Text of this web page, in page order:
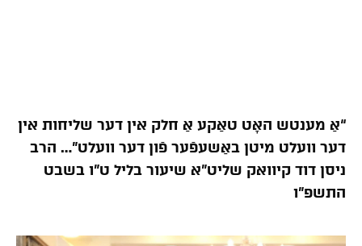
“אַ מענטש האָט טאַקע אַ חלק אין דער שליחות אין
דער וועלט מיטן באַשעפֿער פֿון דער וועלט”… הרב
ניסן דוד קיוואק שליט”א שיעור בליל ט”ו בשבט
התשפ”ו